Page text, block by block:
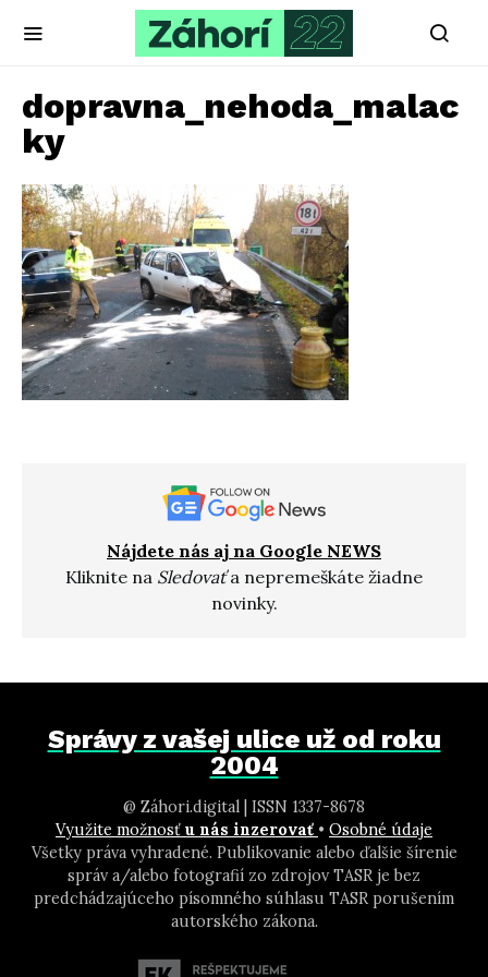
dopravna_nehoda_malac
ky
Nájdete nás aj na Google NEWS
Kliknite na Sledovaťa nepremeškáte žiadne
novinky.
Správy z vašej ulice už od roku
2004
@ Záhori.digital | ISSN 1337-8678
Využite možnosť u nás inzerovať • Osobné údaje
Všetky práva vyhradené. Publikovanie alebo ďalšie šírenie
správ a/alebo fotografií zo zdrojov TASR je bez
predchádzajúceho písomného súhlasu TASR porušením
autorského zákona.